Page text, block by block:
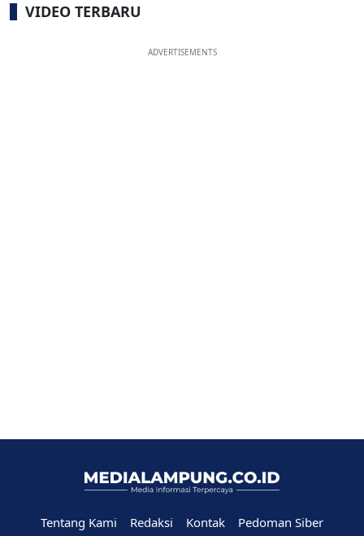
VIDEO TERBARU
ADVERTISEMENTS
Tentang Kami Redaksi Kontak Pedoman Siber